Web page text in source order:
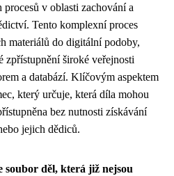
v oblasti zachování a
Tento komplexní proces
materiálů do digitální podoby,
zpřístupnění široké veřejnosti
a databází. Klíčovým aspektem
který určuje, která díla mohou
bez nutnosti získávání
jejich dědiců.
soubor děl, která již nejsou